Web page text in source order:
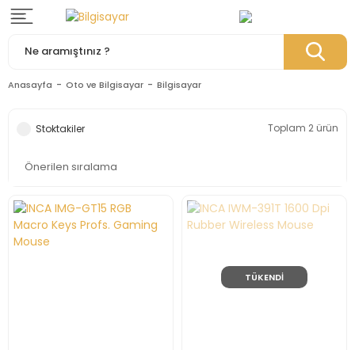
Anasayfa Oto ve Bilgisayar Bilgisayar
Stoktakiler Toplam 2 ürün
TÜKENDİ